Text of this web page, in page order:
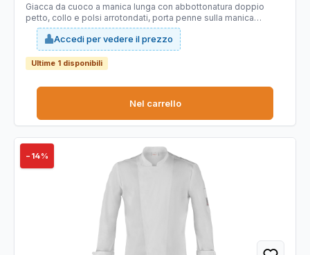
Giacca da cuoco a manica lunga con abbottonatura doppio
petto, collo e polsi arrotondati, porta penne sulla manica
sinistra. Vestibilità Slim Fit e bottoni estraibili sulla pettorina
davanti. Realizzata in tessuto 65% poliestere 35% cotone nella
variante nera. Ha la variante manica corta nella giacca
Tommaso. Taglie: XS, S, M, L, XL, XXL, 3XL, 4XL, 5XL
Accedi per vedere il prezzo
Ultime 1 disponibili
Nel carrello
−14%